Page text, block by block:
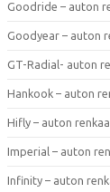
Goodride – auton
Goodyear – auton
GT-Radial- auton
Hankook – auton
Hifly – auton
Imperial – auton
Infinity – auton